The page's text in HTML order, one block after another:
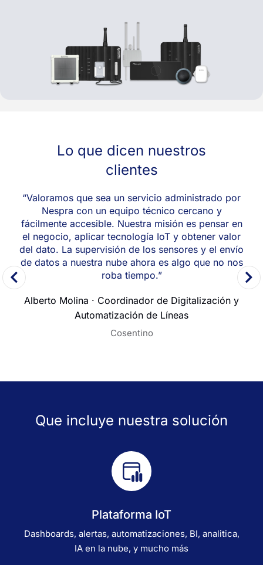
Lo que dicen nuestros
clientes
Alberto Molina · Coordinador de Digitalización y
Automatización de Líneas
Cosentino
“Valoramos que sea un servicio administrado por
Nespra con un equipo técnico cercano y
fácilmente accesible. Nuestra misión es pensar en
el negocio, aplicar tecnología IoT y obtener valor
del dato. La supervisión de los sensores y el envío
de datos a nuestra nube ahora es algo que no nos
roba tiempo.”
Que incluye nuestra solución
Plataforma IoT
Dashboards, alertas, automatizaciones, BI, analitica,
IA en la nube, y mucho más